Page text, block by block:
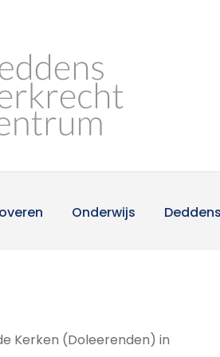
Onderwijs
Kerken (Doleerenden) in